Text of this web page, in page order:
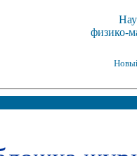
физико-